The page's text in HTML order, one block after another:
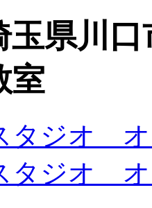
県川口
室
タジオ
タジオ オ